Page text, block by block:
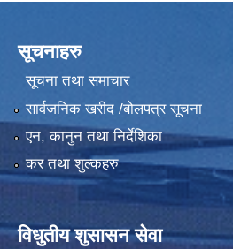
सूचनाहरु
सूचना तथा समाचार
सार्वजनिक खरीद /बोलपत्र सूचना
एन, कानुन तथा निर्देशिका
कर तथा शुल्कहरु
विधुतीय शुसासन सेवा